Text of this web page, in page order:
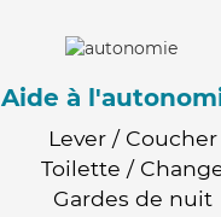
Aide à
Lever / Coucher
Toilette /
Gardes de nuit